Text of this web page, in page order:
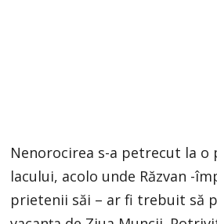
Nenorocirea s-a petrecut la o
lacului, acolo unde Răzvan -
prietenii săi – ar fi trebuit să